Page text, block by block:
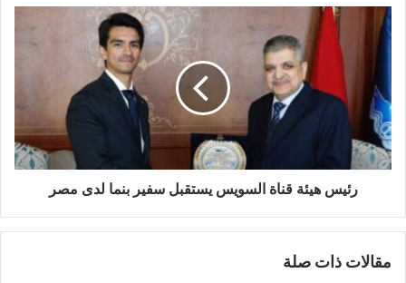
رئيس هيئة قناة السويس يستقبل سفير بنما لدى مصر
مقالات ذات صلة